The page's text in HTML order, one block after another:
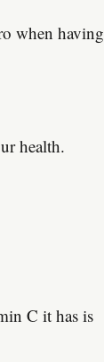
when having
health.
C it has is